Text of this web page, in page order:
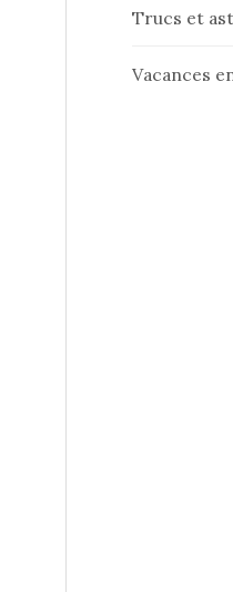
Trucs et
Vacances